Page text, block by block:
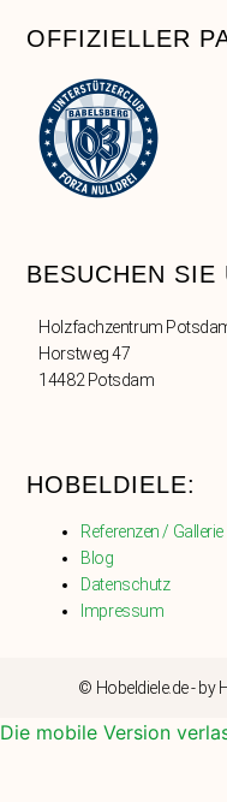
OFFIZIELLER
BESUCHEN SIE
Holzfachzentrum
Horstweg 47
14482 Potsdam
HOBELDIELE:
Referenzen / Gallerie
Blog
Datenschutz
Impressum
© Hobeldiele.de - by
Die mobile Version